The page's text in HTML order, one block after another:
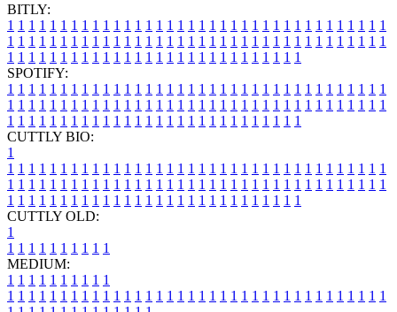
BITLY:
1 1 1 1 1 1 1 1 1 1 1 1 1 1 1 1 1 1 1 1 1 1 1 1 1 1 1 1 1 1 1 1 1 1 1 1
1 1 1 1 1 1 1 1 1 1 1 1 1 1 1 1 1 1 1 1 1 1 1 1 1 1 1 1 1 1 1 1 1 1 1 1
1 1 1 1 1 1 1 1 1 1 1 1 1 1 1 1 1 1 1 1 1 1 1 1 1 1 1 1
SPOTIFY:
1 1 1 1 1 1 1 1 1 1 1 1 1 1 1 1 1 1 1 1 1 1 1 1 1 1 1 1 1 1 1 1 1 1 1 1
1 1 1 1 1 1 1 1 1 1 1 1 1 1 1 1 1 1 1 1 1 1 1 1 1 1 1 1 1 1 1 1 1 1 1 1
1 1 1 1 1 1 1 1 1 1 1 1 1 1 1 1 1 1 1 1 1 1 1 1 1 1 1 1
CUTTLY BIO:
1
1 1 1 1 1 1 1 1 1 1 1 1 1 1 1 1 1 1 1 1 1 1 1 1 1 1 1 1 1 1 1 1 1 1 1 1
1 1 1 1 1 1 1 1 1 1 1 1 1 1 1 1 1 1 1 1 1 1 1 1 1 1 1 1 1 1 1 1 1 1 1 1
1 1 1 1 1 1 1 1 1 1 1 1 1 1 1 1 1 1 1 1 1 1 1 1 1 1 1 1
CUTTLY OLD:
1
1 1 1 1 1 1 1 1 1 1
MEDIUM:
1 1 1 1 1 1 1 1 1 1
1 1 1 1 1 1 1 1 1 1 1 1 1 1 1 1 1 1 1 1 1 1 1 1 1 1 1 1 1 1 1 1 1 1 1 1